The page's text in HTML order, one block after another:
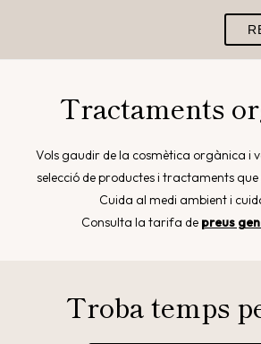
Tractaments
Vols gaudir de la cosmètica orgànica i
selecció de productes i tractaments que
Cuida al medi ambient i
Consulta la tarifa de preus
Troba temps